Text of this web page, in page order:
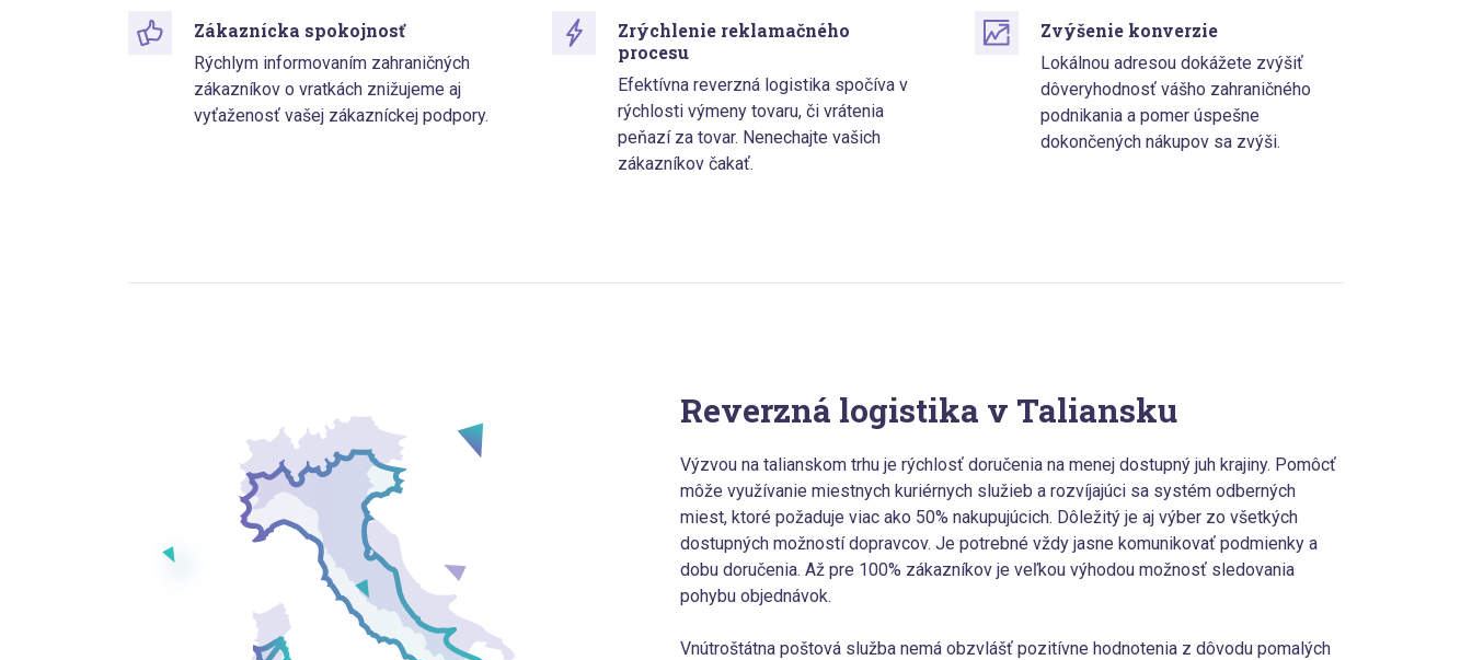
Zákaznícka spokojnosť
Rýchlym informovaním zahraničných
zákazníkov o vratkách znižujeme aj
vyťaženosť vašej zákazníckej podpory.
Zrýchlenie reklamačného
procesu
Efektívna reverzná logistika spočíva v
rýchlosti výmeny tovaru, či vrátenia
peňazí za tovar. Nenechajte vašich
zákazníkov čakať.
Zvýšenie konverzie
Lokálnou adresou dokážete zvýšiť
dôveryhodnosť vášho zahraničného
podnikania a pomer úspešne
dokončených nákupov sa zvýši.
Reverzná logistika v Taliansku
Výzvou na talianskom trhu je rýchlosť doručenia na menej dostupný juh krajiny. Pomôcť
môže využívanie miestnych kuriérnych služieb a rozvíjajúci sa systém odberných
miest, ktoré požaduje viac ako 50% nakupujúcich. Dôležitý je aj výber zo všetkých
dostupných možností dopravcov. Je potrebné vždy jasne komunikovať podmienky a
dobu doručenia. Až pre 100% zákazníkov je veľkou výhodou možnosť sledovania
pohybu objednávok.
Vnútroštátna poštová služba nemá obzvlášť pozitívne hodnotenia z dôvodu pomalých